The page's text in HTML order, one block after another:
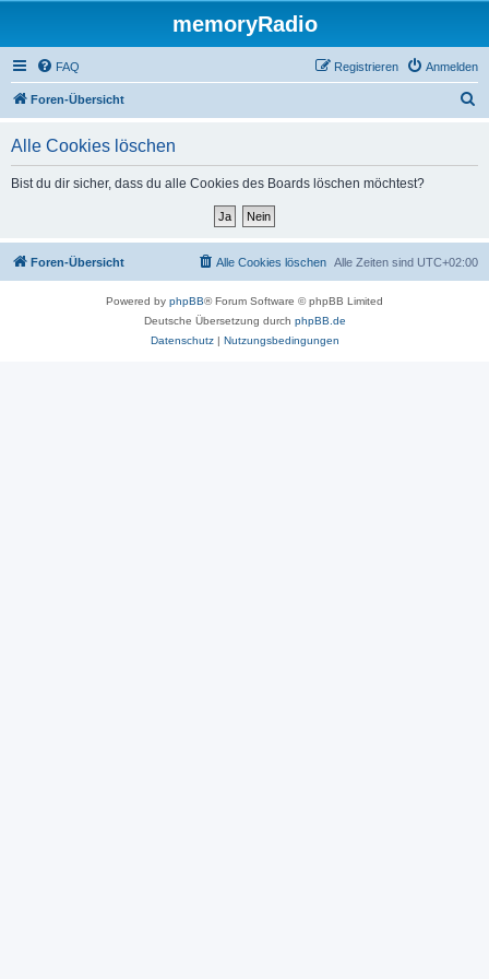
memoryRadio
FAQ Anmelden
Registrieren
Foren-Übersicht
Alle Cookies löschen
Bist du dir sicher, dass du alle Cookies des Boards löschen möchtest?
Foren-Übersicht Alle Zeiten sind UTC+02:00
Alle Cookies löschen
Powered by phpBB® Forum Software © phpBB Limited
Deutsche Übersetzung durch phpBB.de
Datenschutz| Nutzungsbedingungen